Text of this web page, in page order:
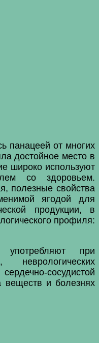
панацеей от многих
достойное место в
широко используют
со здоровьем.
полезные свойства
ягодой для
продукции, в
профиля:
при
неврологических
сосудистой
веществ и болезнях